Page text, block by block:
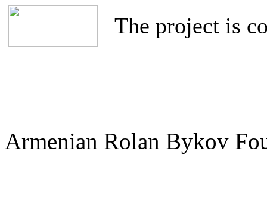
The project is
Armenian Rolan Bykov